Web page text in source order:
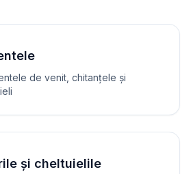
de venit, chitanțele și
și cheltuielile